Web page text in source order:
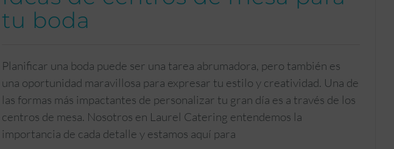
tu boda
Planificar una boda puede ser una tarea abrumadora, pero también es
una oportunidad maravillosa para expresar tu estilo y creatividad. Una de
las formas más impactantes de personalizar tu gran día es a través de los
centros de mesa. Nosotros en Laurel Catering entendemos la
importancia de cada detalle y estamos aquí para